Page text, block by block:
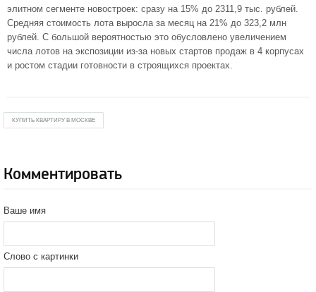
элитном сегменте новостроек: сразу на 15% до 2311,9 тыс. рублей.
Средняя стоимость лота выросла за месяц на 21% до 323,2 млн
рублей. С большой вероятностью это обусловлено увеличением
числа лотов на экспозиции из-за новых стартов продаж в 4 корпусах
и ростом стадии готовности в строящихся проектах.
КУПИТЬ КВАРТИРУ В МОСКВЕ
Комментировать
Ваше имя
Слово с картинки